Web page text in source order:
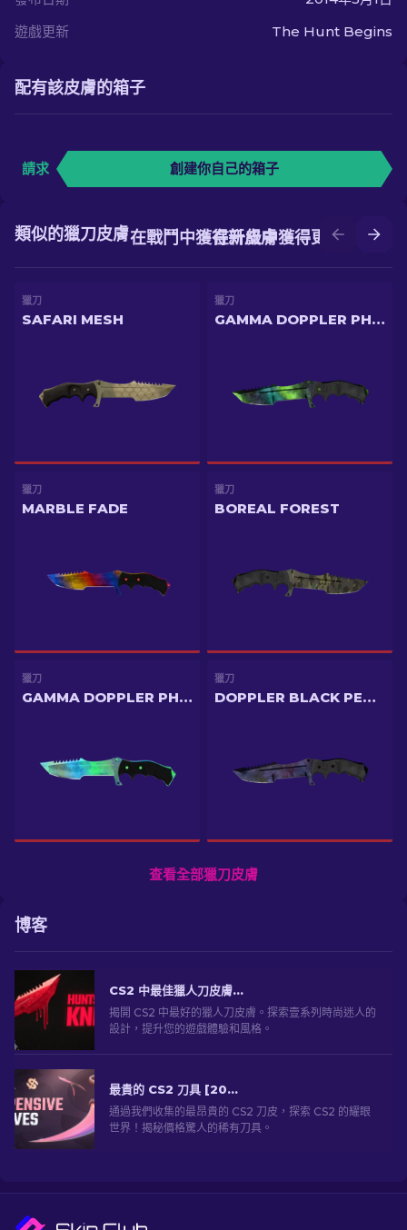
遊戲更新
The Hunt Begins
配有該皮膚的箱子
請求 創建你自己的箱子
在升級中獲得更好的皮膚
在戰鬥中獲得新皮膚
類似的獵刀皮膚
獵刀
SAFARI MESH
獵刀
GAMMA DOPPLER PHASE 4
獵刀
MARBLE FADE
獵刀
BOREAL FOREST
獵刀
GAMMA DOPPLER PHASE 3
獵刀
DOPPLER BLACK PEARL
查看全部獵刀皮膚
博客
CS2 中最佳獵人刀皮膚 [2026]
揭開 CS2 中最好的獵人刀皮膚。探索壹系列時尚迷人的
設計，提升您的遊戲體驗和風格。
最貴的 CS2 刀具 [2026]
通過我們收集的最昂貴的 CS2 刀皮，探索 CS2 的耀眼
世界！揭秘價格驚人的稀有刀具。